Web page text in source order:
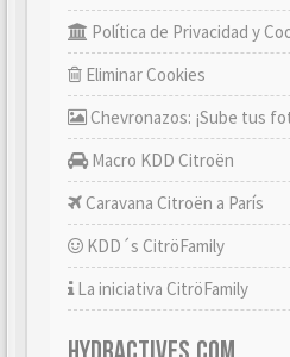
Política de Privacidad y
Eliminar Cookies
Chevronazos: ¡Sube tus
Macro KDD Citroën
Caravana Citroën a París
KDD´s CitröFamily
La iniciativa CitröFamily